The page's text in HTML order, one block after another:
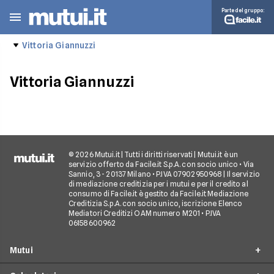
Parte del gruppo:
Vittoria Giannuzzi
Vittoria Giannuzzi
© 2026 Mutui.it | Tutti i diritti riservati | Mutui.it è un
servizio offerto da Facile.it S.p.A. con socio unico • Via
Sannio, 3 - 20137 Milano • P.IVA 07902950968 | Il servizio
di mediazione creditizia per i mutui e per il credito al
consumo di Facile.it è gestito da Facile.it Mediazione
Creditizia S.p.A. con socio unico, iscrizione Elenco
Mediatori Creditizi OAM numero M201 • P.IVA
06158600962
Mutui